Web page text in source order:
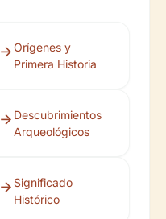
Orígenes y
Primera Historia
Descubrimientos
Arqueológicos
Significado
Histórico